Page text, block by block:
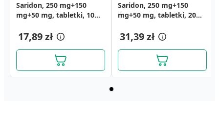
Saridon, 250 mg+150
mg+50 mg, tabletki, 10
17,89 zł
Saridon, 250 mg+150
mg+50 mg, tabletki, 20
31,39 zł